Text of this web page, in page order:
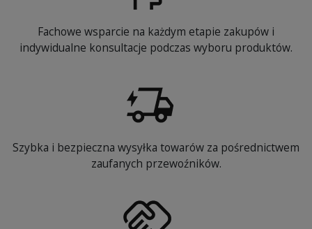
Fachowe wsparcie na każdym etapie zakupów i
indywidualne konsultacje podczas wyboru produktów.
Szybka i bezpieczna wysyłka towarów za pośrednictwem
zaufanych przewoźników.